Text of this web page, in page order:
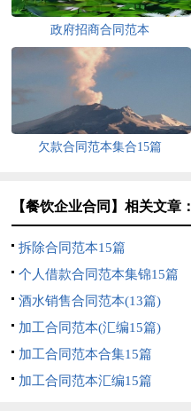
政府招商合同范本
欠款合同范本集合15篇
【餐饮企业合同】相关文章：
拆除合同范本15篇
个人借款合同范本集锦15篇
酒水销售合同范本(13篇)
加工合同范本(汇编15篇)
加工合同范本合集15篇
加工合同范本汇编15篇